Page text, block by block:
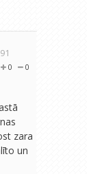
0
0
zara
un